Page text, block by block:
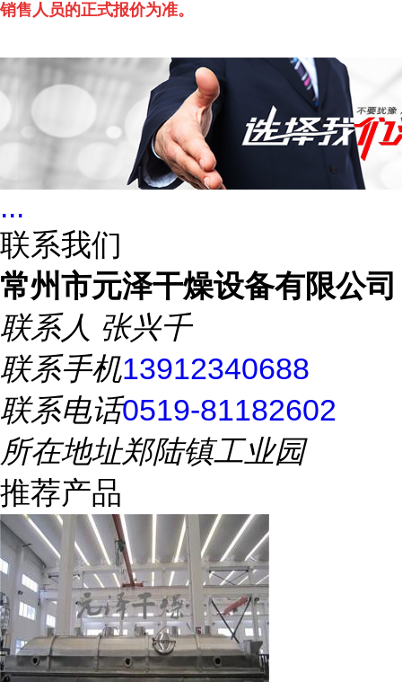
销售人员的正式报价为准。
...
联系我们
常州市元泽干燥设备有限公司
联系人 张兴千
联系手机13912340688
联系电话0519-81182602
所在地址郑陆镇工业园
推荐产品